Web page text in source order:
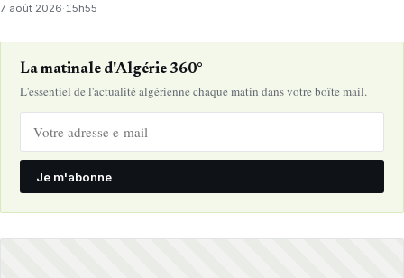
7 août 2026· 15h55
La matinale d'Algérie 360°
L'essentiel de l'actualité algérienne chaque matin dans votre boîte mail.
Je m'abonne